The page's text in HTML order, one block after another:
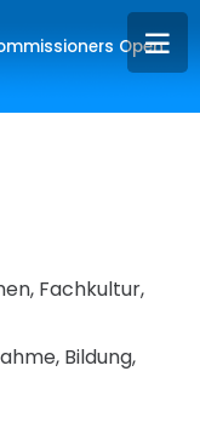
Open
Fachkultur,
Bildung,